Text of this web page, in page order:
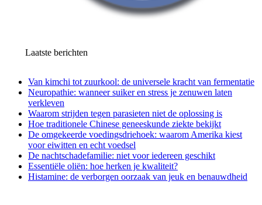
Laatste berichten
Van kimchi tot zuurkool: de universele kracht van fermentatie
Neuropathie: wanneer suiker en stress je zenuwen laten
verkleven
Waarom strijden tegen parasieten niet de oplossing is
Hoe traditionele Chinese geneeskunde ziekte bekijkt
De omgekeerde voedingsdriehoek: waarom Amerika kiest
voor eiwitten en echt voedsel
De nachtschadefamilie: niet voor iedereen geschikt
Essentiële oliën: hoe herken je kwaliteit?
Histamine: de verborgen oorzaak van jeuk en benauwdheid